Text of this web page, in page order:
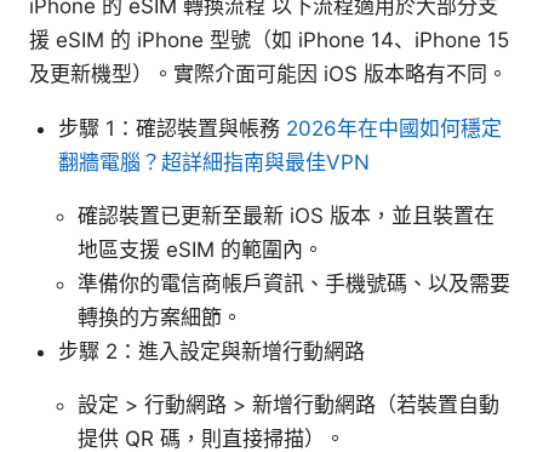
iPhone 的 eSIM 轉換流程 以下流程適用於大部分支
援 eSIM 的 iPhone 型號（如 iPhone 14、iPhone 15
及更新機型）。實際介面可能因 iOS 版本略有不同。
步驟 1：確認裝置與帳務 2026年在中國如何穩定
翻牆電腦？超詳細指南與最佳VPN
確認裝置已更新至最新 iOS 版本，並且裝置在
地區支援 eSIM 的範圍內。
準備你的電信商帳戶資訊、手機號碼、以及需要
轉換的方案細節。
步驟 2：進入設定與新增行動網路
設定 > 行動網路 > 新增行動網路（若裝置自動
提供 QR 碼，則直接掃描）。